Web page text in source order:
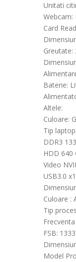
Unitati
Webcam:
Card
Greutate:
Baterie:
Altele:
Culoare:
Tip
DDR3
HDD 640
Video
USB3.0
Culoare :
Tip
FSB:
Model